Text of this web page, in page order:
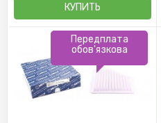
КУПИТЬ
Передплата
обов'язкова